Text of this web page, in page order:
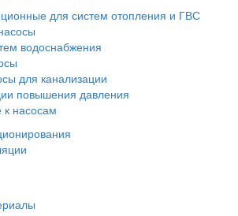
для систем отопления и ГВС
водоснабжения
для канализации
повышения давления
насосам